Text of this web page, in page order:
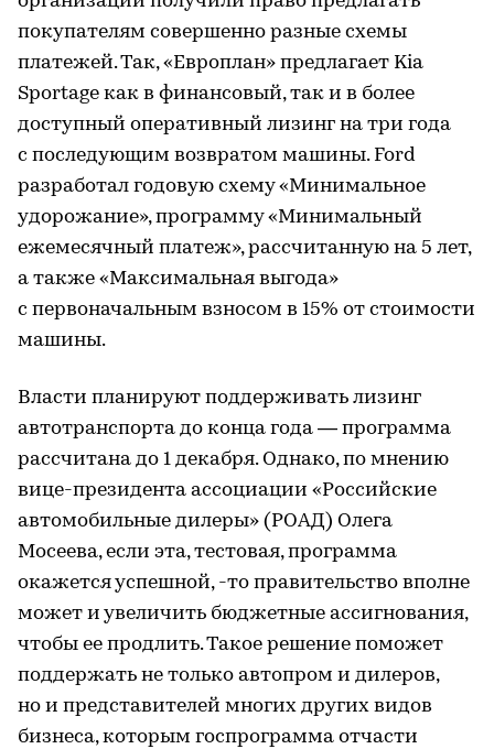
покупателям совершенно разные схемы
платежей. Так, «Европлан» предлагает Kia
Sportage как в финансовый, так и в более
доступный оперативный лизинг на три года
с последующим возвратом машины. Ford
разработал годовую схему «Минимальное
удорожание», программу «Минимальный
ежемесячный платеж», рассчитанную на 5 лет,
а также «Максимальная выгода»
с первоначальным взносом в 15% от стоимости
машины.
Власти планируют поддерживать лизинг
автотранспорта до конца года — программа
рассчитана до 1 декабря. Однако, по мнению
вице-президента ассоциации «Российские
автомобильные дилеры» (РОАД) Олега
Мосеева, если эта, тестовая, программа
окажется успешной, -то правительство вполне
может и увеличить бюджетные ассигнования,
чтобы ее продлить. Такое решение поможет
поддержать не только автопром и дилеров,
но и представителей многих других видов
бизнеса, которым госпрограмма отчасти